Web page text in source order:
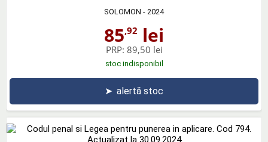
SOLOMON - 2024
85,92 lei
PRP: 89,50 lei
stoc indisponibil
➤ alertă stoc